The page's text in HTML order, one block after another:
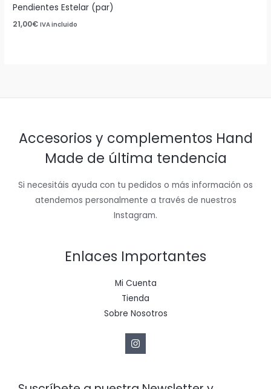
Pendientes Estelar (par)
21,00€ IVA incluido
Accesorios y complementos Hand
Made de última tendencia
Si necesitáis ayuda con tu pedidos o más información os
atendemos personalmente a través de nuestros
Instagram.
Enlaces Importantes
Mi Cuenta
Tienda
Sobre Nosotros